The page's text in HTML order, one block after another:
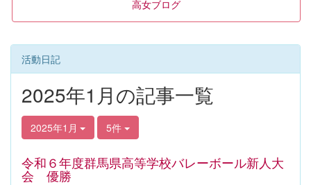
高女ブログ
活動日記
2025年1月の記事一覧
2025年1月 5件
令和６年度群馬県高等学校バレーボール新人大
会 優勝